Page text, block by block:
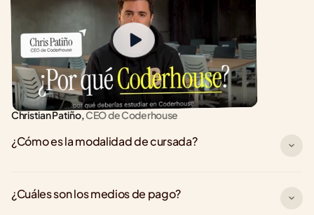
Christian Patiño, CEO de Coderhouse
¿Cómo es la modalidad de cursada?
¿Cuáles son los medios de pago?